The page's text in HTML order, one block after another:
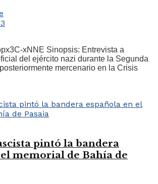
xNNE Sinopsis: Entrevista a
del ejército nazi durante la Segunda
mercenario en la Crisis
pintó la bandera
memorial de Bahía de